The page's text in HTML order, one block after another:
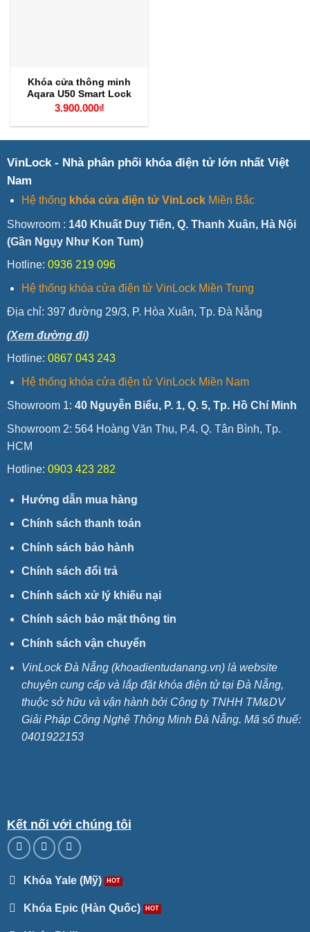
Khóa cửa thông minh
Aqara U50 Smart Lock
3.900.000₫
VinLock - Nhà phân phối khóa điện tử lớn nhất Việt
Nam
Hệ thống khóa cửa điện tử VinLockMiền Bắc
Showroom : 140 Khuất Duy Tiến, Q. Thanh Xuân, Hà Nội
(Gần Ngụy Như Kon Tum)
Hotline: 0936 219 096
Hệ thống khóa cửa điện tử VinLock Miền Trung
Địa chỉ: 397 đường 29/3, P. Hòa Xuân, Tp. Đà Nẵng
(Xem đường đi)
Hotline: 0867 043 243
Hệ thống khóa cửa điện tử VinLock Miền Nam
Showroom 1: 40 Nguyễn Biểu, P. 1, Q. 5, Tp. Hồ Chí Minh
Showroom 2: 564 Hoàng Văn Thụ, P.4. Q. Tân Bình, Tp.
HCM
Hotline: 0903 423 282
Hướng dẫn mua hàng
Chính sách thanh toán
Chính sách bảo hành
Chính sách đổi trả
Chính sách xử lý khiếu nại
Chính sách bảo mật thông tin
Chính sách vận chuyển
VinLock Đà Nẵng (khoadientudanang.vn) là website
chuyên cung cấp và lắp đặt khóa điện tử tại Đà Nẵng,
thuộc sở hữu và vận hành bởi Công ty TNHH TM&DV
Giải Pháp Công Nghệ Thông Minh Đà Nẵng. Mã số thuế:
0401922153
Kết nối với chúng tôi
Khóa Yale (Mỹ)
Khóa Epic (Hàn Quốc)